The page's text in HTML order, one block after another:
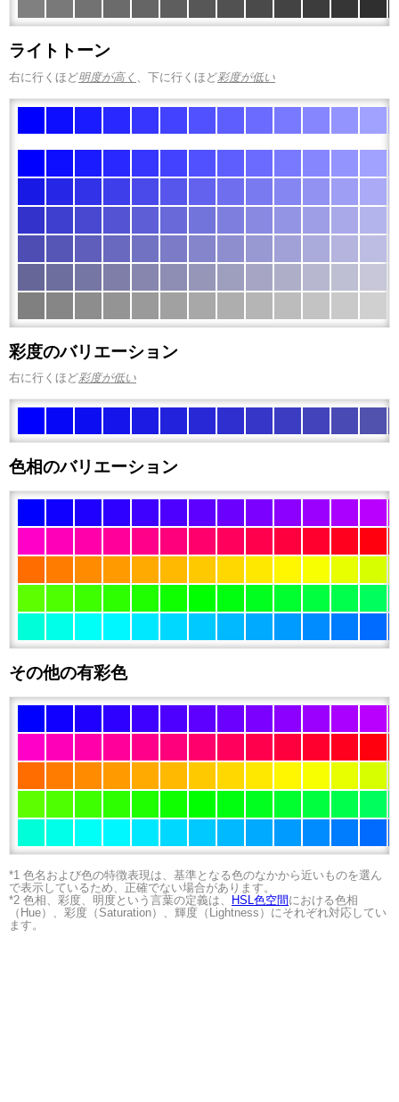
ライトトーン
右に行くほど明度が高く 、下に行くほど彩度が低い
彩度のバリエーション
右に行くほど彩度が低い
色相のバリエーション
その他の有彩色
*1 色名および色の特徴表現は、基準となる色のなかから近いものを選ん
で表示しているため、正確でない場合があります。
*2 色相、彩度、明度という言葉の定義は、
HSL色空間 における色相
（Hue）、彩度（Saturation）、輝度（Lightness）にそれぞれ対応してい
ます。